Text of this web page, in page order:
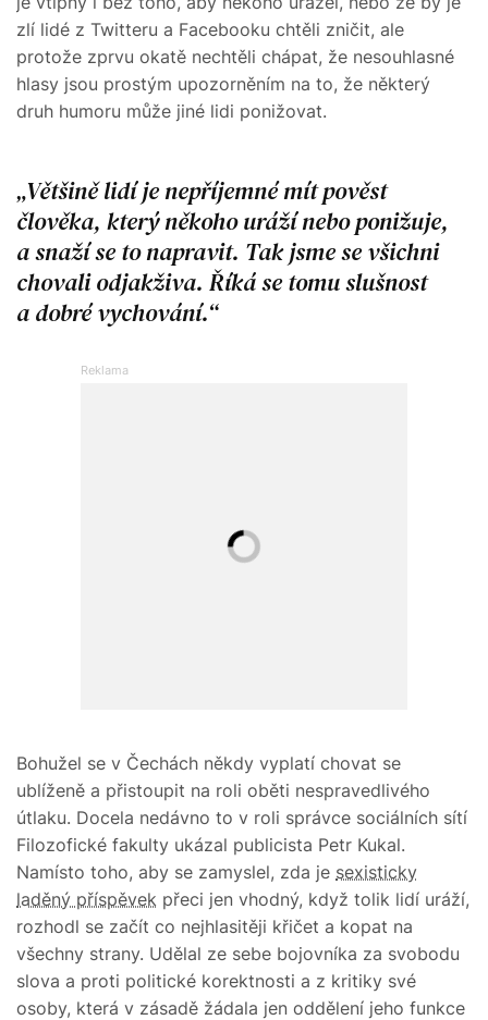
zlí lidé z Twitteru a Facebooku chtěli zničit, ale
protože zprvu okatě nechtěli chápat, že nesouhlasné
hlasy jsou prostým upozorněním na to, že některý
druh humoru může jiné lidi ponižovat.
Většině lidí je nepříjemné mít pověst
člověka, který někoho uráží nebo ponižuje,
a snaží se to napravit. Tak jsme se všichni
chovali odjakživa. Říká se tomu slušnost
a dobré vychování.
Bohužel se v Čechách někdy vyplatí chovat se
ublíženě a přistoupit na roli oběti nespravedlivého
útlaku. Docela nedávno to v roli správce sociálních sítí
Filozofické fakulty ukázal publicista Petr Kukal.
Namísto toho, aby se zamyslel, zda je sexisticky
laděný příspěvek přeci jen vhodný, když tolik lidí uráží,
rozhodl se začít co nejhlasitěji křičet a kopat na
všechny strany. Udělal ze sebe bojovníka za svobodu
slova a proti politické korektnosti a z kritiky své
osoby, která v zásadě žádala jen oddělení jeho funkce